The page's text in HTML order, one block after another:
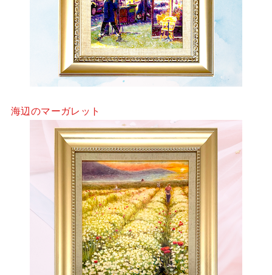
海辺のマーガレット